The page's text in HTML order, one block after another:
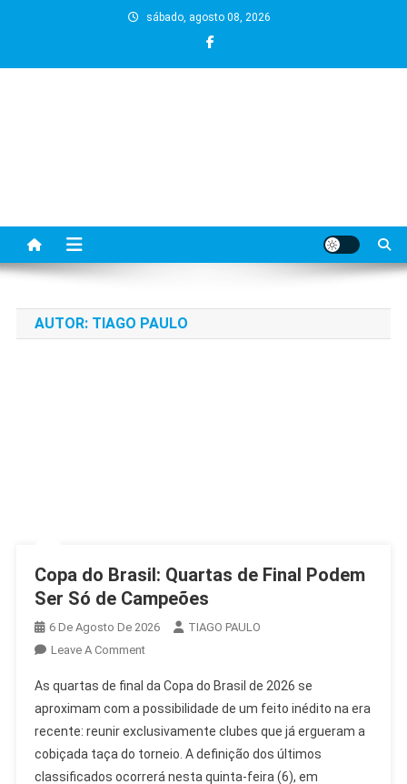
sábado, agosto 08, 2026
AUTOR: TIAGO PAULO
Copa do Brasil: Quartas de Final Podem
Ser Só de Campeões
6 De Agosto De 2026
TIAGO PAULO
Leave A CommentOn
Do
Brasil:
Quartas
De
Final
As quartas de final da Copa do Brasil de 2026 se
aproximam com a possibilidade de um feito inédito na era
recente: reunir exclusivamente clubes que já ergueram a
cobiçada taça do torneio. A definição dos últimos
classificados ocorrerá nesta quinta-feira (6), em